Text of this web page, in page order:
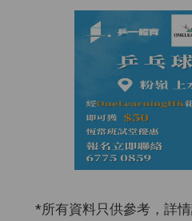
*所有資料只供參考，詳情